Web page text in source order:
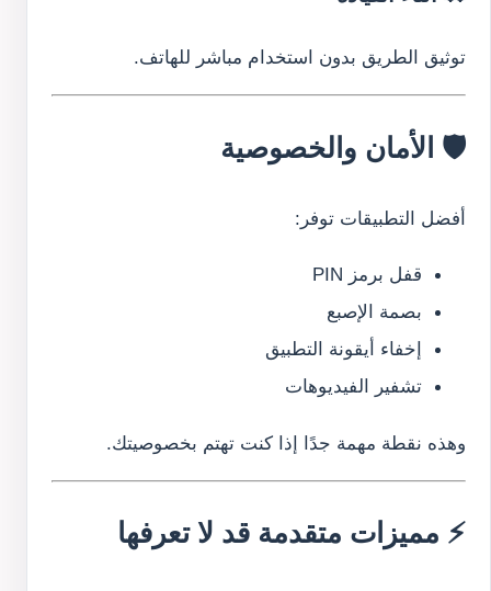
توثيق الطريق بدون استخدام مباشر للهاتف.
🛡️ الأمان والخصوصية
أفضل التطبيقات توفر:
قفل برمز PIN
بصمة الإصبع
إخفاء أيقونة التطبيق
تشفير الفيديوهات
وهذه نقطة مهمة جدًا إذا كنت تهتم بخصوصيتك.
⚡ مميزات متقدمة قد لا تعرفها